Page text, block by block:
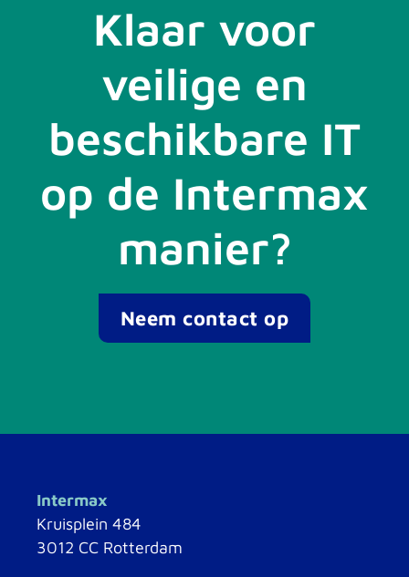
Klaar voor
veilige en
beschikbare IT
op de Intermax
manier?
Neem contact op
Intermax
Kruisplein 484
3012 CC Rotterdam